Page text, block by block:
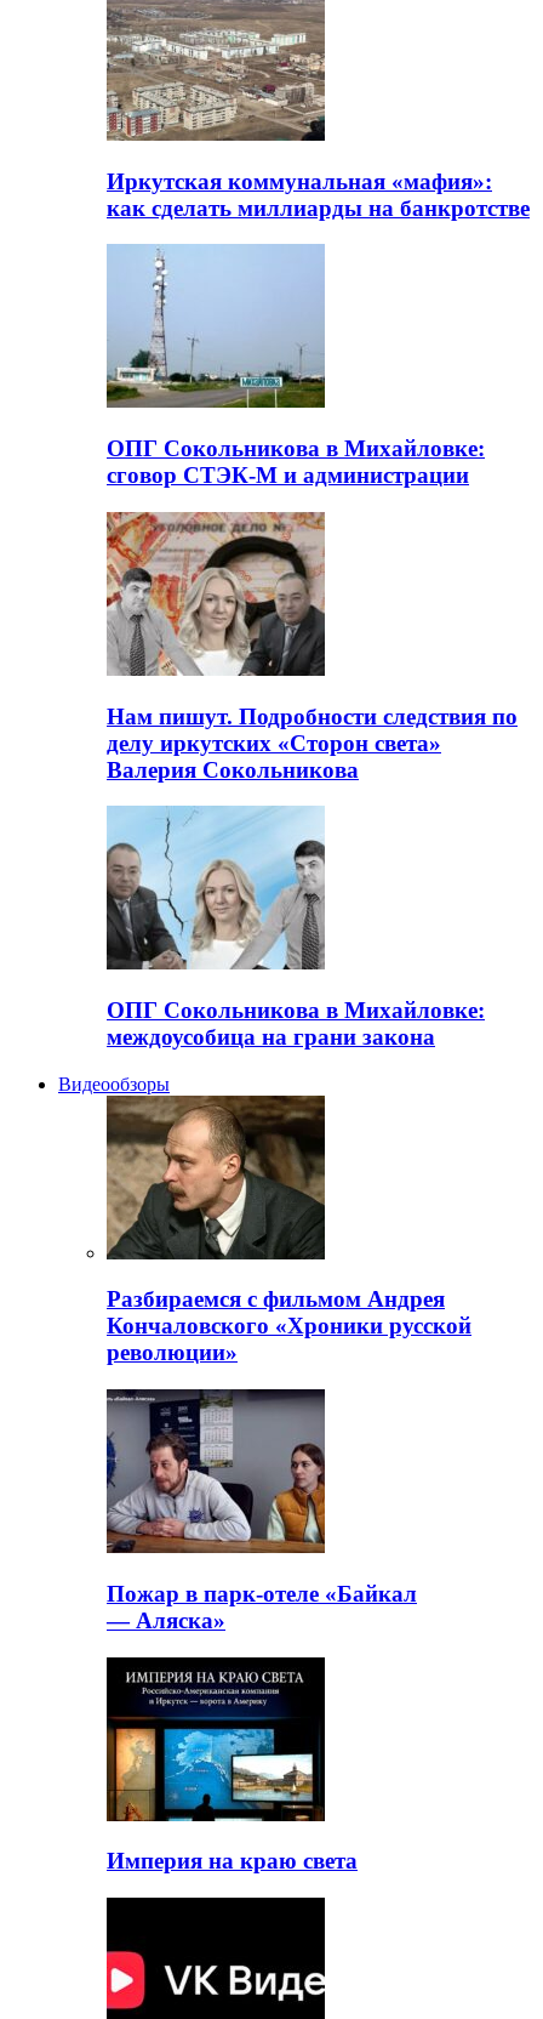
Иркутская коммунальная «мафия»:
как сделать миллиарды на банкротстве
ОПГ Сокольникова в Михайловке:
сговор СТЭК-М и администрации
Нам пишут. Подробности следствия по
делу иркутских «Сторон света»
Валерия Сокольникова
ОПГ Сокольникова в Михайловке:
междоусобица на грани закона
Видеообзоры
Разбираемся с фильмом Андрея
Кончаловского «Хроники русской
революции»
Пожар в парк-отеле «Байкал
— Аляска»
Империя на краю света